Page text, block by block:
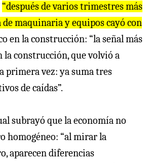
“después de varios trimestres más
maquinaria y equipos cayó con
en la construcción: “la señal más
la construcción, que volvió a
primera vez: ya suma tres
de caídas”.
subrayó que la economía no
homogéneo: “al mirar la
aparecen diferencias